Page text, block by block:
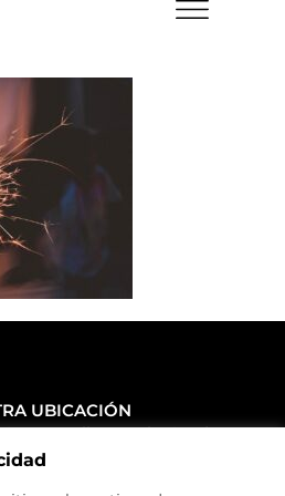
UBICACIÓN
como llegar a la tienda
CON NOSOTROS